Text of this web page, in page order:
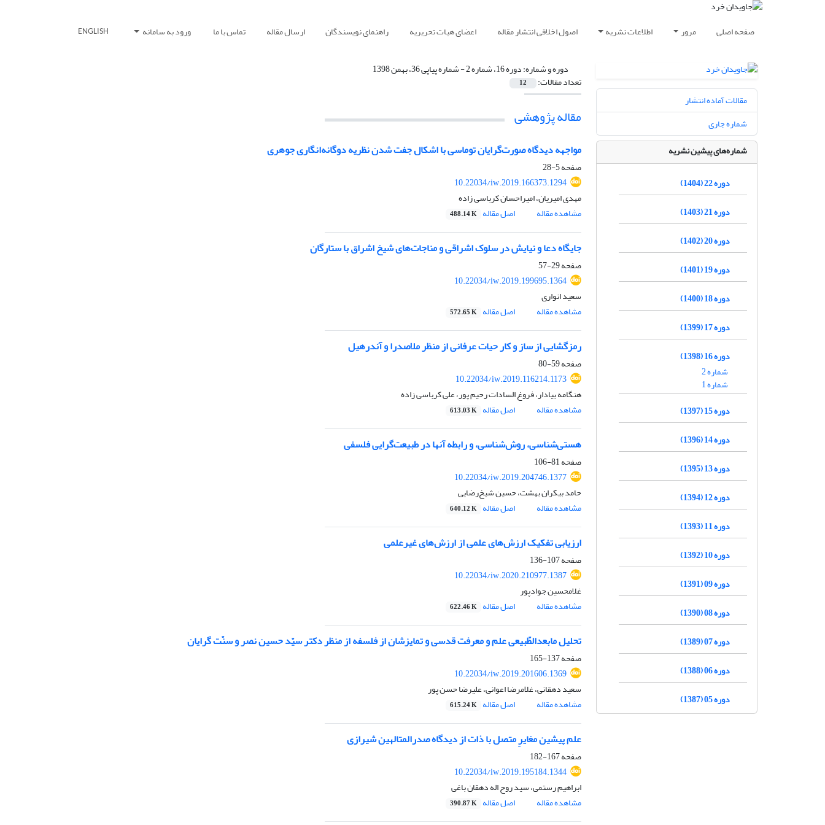
صفحه اصلی مرور اطلاعات نشریه اصول اخلاقی انتشار مقاله اعضای هیات تحریریه راهنمای نویسندگان ارسال مقاله تماس با ما ورود به سامانه ENGLISH
دوره و شماره:دوره 16، شماره 2 - شماره پیاپی 36، بهمن 1398
تعداد مقالات: 12
مقاله پژوهشی
مواجهه دیدگاه صورت‌گرایان توماسی با اشکال جفت شدن نظریه دوگانه‌انگاری جوهری
صفحه5-28
10.22034/iw.2019.166373.1294
مهدی امیریان، امیراحسان کرباسی زاده
مشاهده مقاله
اصل مقاله 488.14 K
جایگاه دعا و نیایش در سلوک اشراقی و مناجات‌های شیخ اشراق با ستارگان
صفحه29-57
10.22034/iw.2019.199695.1364
سعید انواری
مشاهده مقاله
اصل مقاله 572.65 K
رمزگشایی از ساز و کار حیات عرفانی از منظر ملاصدرا و آندرهیل
صفحه59-80
10.22034/iw.2019.116214.1173
هنگامه بیادار، فروغ السادات رحیم پور، علی کرباسی زاده
مشاهده مقاله
اصل مقاله 613.03 K
هستی‌شناسی، روش‌شناسی، و رابطه‌ آنها در طبیعت‌گرایی فلسفی
صفحه81-106
10.22034/iw.2019.204746.1377
حامد بیکران بهشت، حسین شیخ‌رضایی
مشاهده مقاله
اصل مقاله 640.12 K
ارزیابی تفکیک ارزش‌های علمی از ارزش‌های غیرعلمی
صفحه107-136
10.22034/iw.2020.210977.1387
غلامحسین جوادپور
مشاهده مقاله
اصل مقاله 622.46 K
تحلیل مابعدالطّبیعی علم و معرفت قدسی و تمایزشان از فلسفه از منظر دکتر سیّد حسین نصر و سنّت گرایان
صفحه137-165
10.22034/iw.2019.201606.1369
سعید دهقانی، غلامرضا اعوانی، علیرضا حسن پور
مشاهده مقاله
اصل مقاله 615.24 K
علم پیشین مغایرِ متصل با ذات از دیدگاه صدرالمتالهین شیرازی
صفحه167-182
10.22034/iw.2019.195184.1344
ابراهیم رستمی، سید روح اله دهقان باغی
مشاهده مقاله
اصل مقاله 390.87 K
مقالات آماده انتشار
شماره جاری
شماره‌های پیشین نشریه
دوره 22 (1404)
دوره 21 (1403)
دوره 20 (1402)
دوره 19 (1401)
دوره 18 (1400)
دوره 17 (1399)
دوره 16 (1398)
شماره 2
شماره 1
دوره 15 (1397)
دوره 14 (1396)
دوره 13 (1395)
دوره 12 (1394)
دوره 11 (1393)
دوره 10 (1392)
دوره 09 (1391)
دوره 08 (1390)
دوره 07 (1389)
دوره 06 (1388)
دوره 05 (1387)